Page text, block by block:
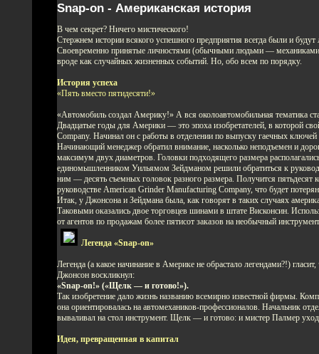
Snap-on - Американская история
В чем секрет? Ничего мистического!
Стержнем истории всякого успешного предприятия всегда были и
Своевременно принятые личностями (обычными людьми —
вроде как случайных жизненных событий. Но, обо всем по порядку.
История успеха
«Пять вместо пятидесяти!»
«Автомобиль создал Америку!» А вся околоавтомобильная тематика
Двадцатые годы для Америки — это эпоха изобретателей, в которой
Company. Начинал он с работы в отделении по выпуску гаечных
Начинающий менеджер обратил внимание, насколько неподъемен и
максимум двух диаметров. Головки подходящего размера
единомышленником Уильямом Зейдманом решили обратиться к
ним — десять съемных головок разного размера. Получится пятьдесят
руководстве American Grinder Manufacturing Company, что будет
Итак, у Джонсона и Зейдмана была, как говорят в таких случаях
Таковыми оказались двое торговцев шинами в штате Висконсин.
от агентов по продажам более пятисот заказов на необычный
Легенда «Snap-on»
Легенда (а какое начинание в Америке не обрастало легендами?!)
Джонсон воскликнул:
«Snap-on!» («Щелк — и готово!»).
Так изобретение дало жизнь названию всемирно известной фирмы.
она ориентировалась на автомехаников-профессионалов. Начальник
вываливал на стол инструмент. Щелк — и готово: и мистер Палмер
Идея, превращенная в капитал